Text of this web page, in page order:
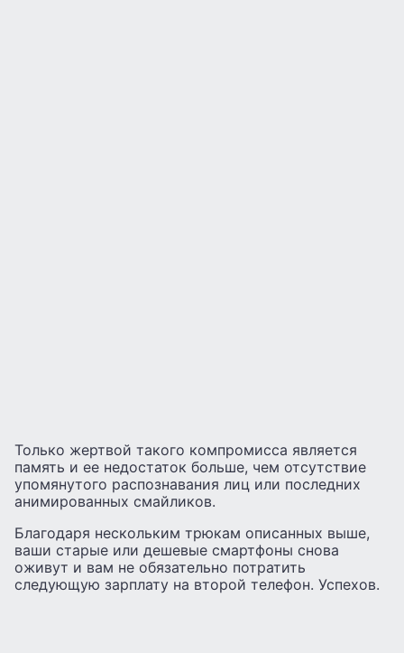
Только жертвой такого компромисса является
память и ее недостаток больше, чем отсутствие
упомянутого распознавания лиц или последних
анимированных смайликов.
Благодаря нескольким трюкам описанных выше,
ваши старые или дешевые смартфоны снова
оживут и вам не обязательно потратить
следующую зарплату на второй телефон. Успехов.